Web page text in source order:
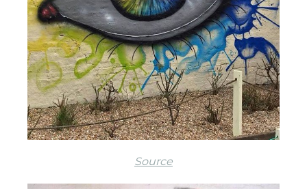
Source